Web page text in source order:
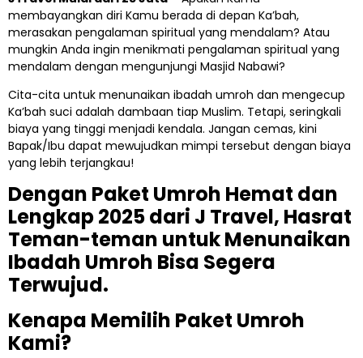
membayangkan diri Kamu berada di depan Ka’bah,
merasakan pengalaman spiritual yang mendalam? Atau
mungkin Anda ingin menikmati pengalaman spiritual yang
mendalam dengan mengunjungi Masjid Nabawi?
Cita-cita untuk menunaikan ibadah umroh dan mengecup
Ka’bah suci adalah dambaan tiap Muslim. Tetapi, seringkali
biaya yang tinggi menjadi kendala. Jangan cemas, kini
Bapak/Ibu dapat mewujudkan mimpi tersebut dengan biaya
yang lebih terjangkau!
Dengan Paket Umroh Hemat dan
Lengkap 2025 dari J Travel, Hasrat
Teman-teman untuk Menunaikan
Ibadah Umroh Bisa Segera
Terwujud.
Kenapa Memilih Paket Umroh
Kami?